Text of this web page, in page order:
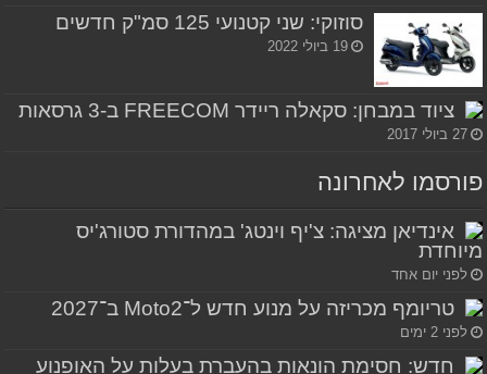
סוזוקי: שני קטנועי 125 סמ"ק חדשים
19 ביולי 2022
ציוד במבחן: סקאלה ריידר FREECOM ב-3 גרסאות
27 ביולי 2017
פורסמו לאחרונה
אינדיאן מציגה: צ'יף וינטג' במהדורת סטורג'יס
מיוחדת
לפני יום אחד
טריומף מכריזה על מנוע חדש ל־Moto2 ב־2027
לפני 2 ימים
חדש: חסימת הונאות בהעברת בעלות על האופנוע